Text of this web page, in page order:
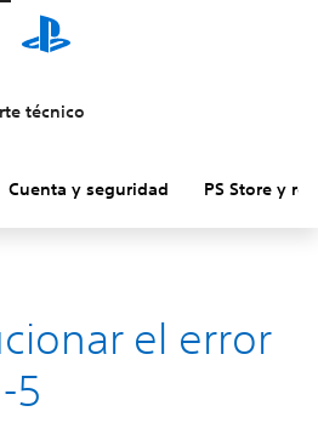
técnico
Cuenta y seguridad PS Store y
el error
5